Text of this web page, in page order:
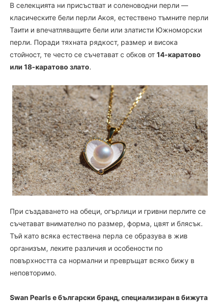
В селекцията ни присъстват и соленоводни перли —
класическите бели перли Акоя, естествено тъмните перли
Таити и впечатляващите бели или златисти Южноморски
перли. Поради тяхната рядкост, размер и висока
стойност, те често се съчетават с обков от 14-каратово
или 18-каратово злато.
При създаването на обеци, огърлици и гривни перлите се
съчетават внимателно по размер, форма, цвят и блясък.
Тъй като всяка естествена перла се образува в жив
организъм, леките различия и особености по
повърхността са нормални и превръщат всяко бижу в
неповторимо.
Swan Pearls е български бранд, специализиран в бижута